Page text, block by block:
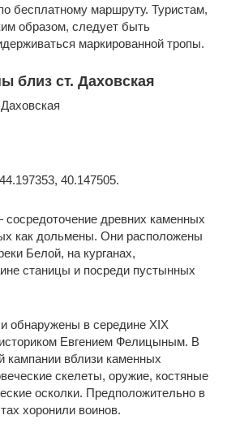
бесплатному маршруту. Туристам,
образом, следует быть
маркированной тропы.
близ ст. Даховская
40.147505.
древних каменных
как дольмены. Они расположены
Белой, на курганах,
станицы и посреди пустынных
обнаружены в середине XIX
Евгением Фелицыным. В
кампании вблизи каменных
скелеты, оружие, костяные
осколки. Предположительно в
хоронили воинов.